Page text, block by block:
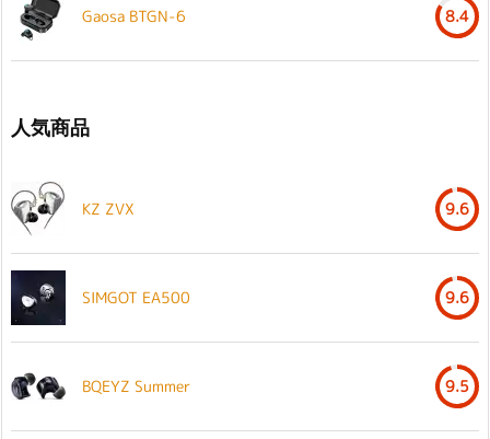
Gaosa BTGN-6 8.4
人気商品
KZ ZVX 9.6
SIMGOT EA500 9.6
BQEYZ Summer 9.5